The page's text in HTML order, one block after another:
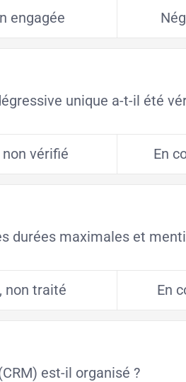
engagée
unique a-t-il été
vérifié En
durées maximales et
non traité En
est-il organisé ?